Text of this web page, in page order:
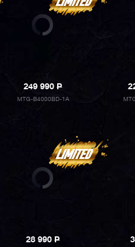
249 990P
MTG-B4000BD-1A
28 990P